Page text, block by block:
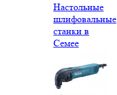
Настольные
шлифовальные
станки в
Семее